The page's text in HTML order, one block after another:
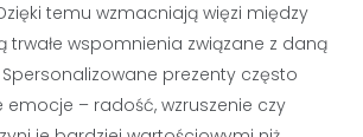
temu wzmacniają więzi między
trwałe wspomnienia związane z daną
prezenty często
emocje – radość, wzruszenie czy